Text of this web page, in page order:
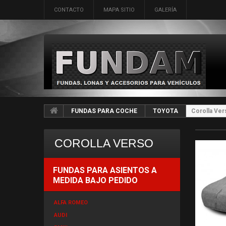
CONTACTO MAPA SITIO GALERÍA
FUNDAS PARA COCHE TOYOTA Corolla
COROLLA VERSO
FUNDAS PARA ASIENTOS A
MEDIDA BAJO PEDIDO
ALFA ROMEO
AUDI